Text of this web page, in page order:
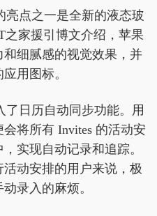
亮点之一是全新的液态玻
之家援引博文介绍，苹果
细腻感的视觉效果，并
用图标。
了日历自动同步功能。用
将所有 Invites 的活动安
实现自动记录和追踪。
动安排的用户来说，极
录入的麻烦。